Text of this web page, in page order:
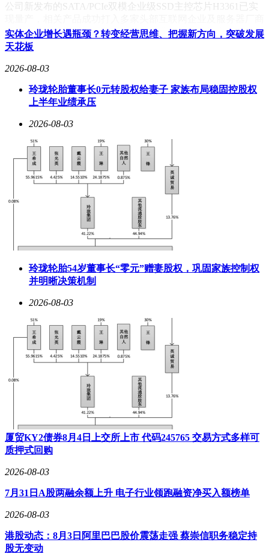
公司新发布的SATA/PCIe双模企业级SSD主控芯片H3361已实
供应链，形成规模化收入。这种从消费级向企业级市场的跨
越，标志着公司技术实力的质的提升。
存储芯片板块的集体爆发并非偶然现象。高盛最新研报显示，
DRAM、NAND闪存、HBM的供需缺口分别达4.9%、4.2%和
5.1%，均为2011年以来最高水平。这种结构性短缺的核心驱
已贡献超过50%的DRAM总需求量。
需求端的双重动力正在形成共振。供给端，存储原厂通过控制
产能维持价格弹性；需求端，互联网企业资本开支重启带动企
业级存储采购，同时消费电子终端进入备货旺季，补库存需求
显著增强。国金证券研报指出，当前存储器市场已进入明确的
上行周期，这种周期性反转将贯穿2026年全年。
实体企业增长遇瓶颈？转变经营思维、把握新方向，突破发展
天花板
2026-08-03
玲珑轮胎董事长0元转股权给妻子 家族布局稳固控股权
上半年业绩承压
2026-08-03
玲珑轮胎54岁董事长“零元”赠妻股权，巩固家族控制权
并明晰决策机制
2026-08-03
厦贸KY2债券8月4日上交所上市 代码245765 交易方式多样可
质押式回购
2026-08-03
7月31日A股两融余额上升 电子行业领跑融资净买入额榜单
2026-08-03
港股动态：8月3日阿里巴巴股价震荡走强 蔡崇信职务稳定持
股无变动